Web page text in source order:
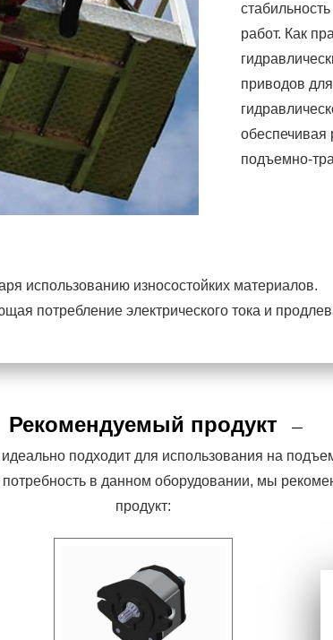
работ. Как
приводов
подъемно-
использованию износостойких материалов.
потребление электрического тока и
Рекомендуемый продукт
идеально подходит для использования на
потребность в данном оборудовании, мы
продукт: